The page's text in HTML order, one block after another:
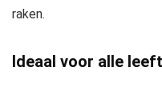
raken.
Ideaal voor alle